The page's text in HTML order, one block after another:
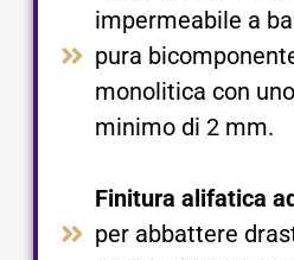
impermeabile a
pura
monolitica con
minimo di 2 mm.​
Finitura alifatica
per abbattere